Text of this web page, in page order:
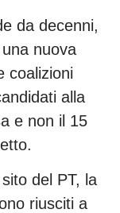
da decenni,
nuova
coalizioni
alla
e non il 15
del PT, la
riusciti a